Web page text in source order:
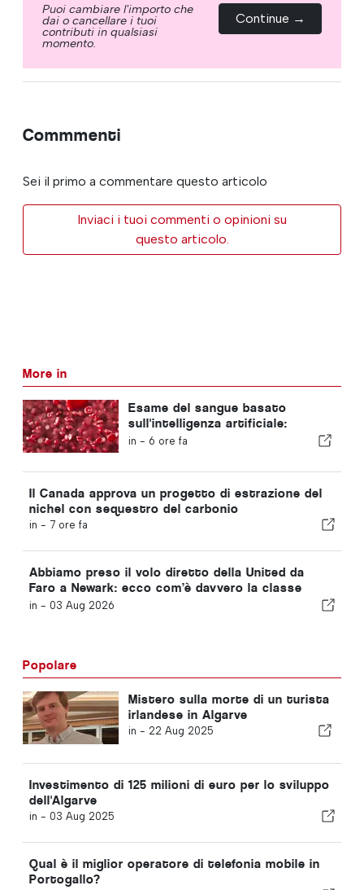
Puoi cambiare l'importo che
dai o cancellare i tuoi
contributi in qualsiasi
momento.
Continue →
Commmenti
Sei il primo a commentare questo articolo
Inviaci i tuoi commenti o opinioni su
questo articolo.
More in
Esame del sangue basato
sull'intelligenza artificiale:
l'esame del sangue basato
consente di individuare il cancro
in - 6 ore fa
Il Canada approva un progetto di estrazione del
nichel con sequestro del carbonio
in - 7 ore fa
Abbiamo preso il volo diretto della United da
Faro a Newark: ecco com’è davvero la classe
Economy
in - 03 Aug 2026
Popolare
Mistero sulla morte di un turista
irlandese in Algarve
in - 22 Aug 2025
Investimento di 125 milioni di euro per lo sviluppo
dell'Algarve
in - 03 Aug 2025
Qual è il miglior operatore di telefonia mobile in
Portogallo?